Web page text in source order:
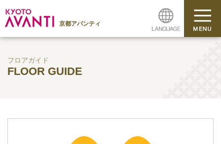
京都アバンティ
フロアガイド
FLOOR GUIDE